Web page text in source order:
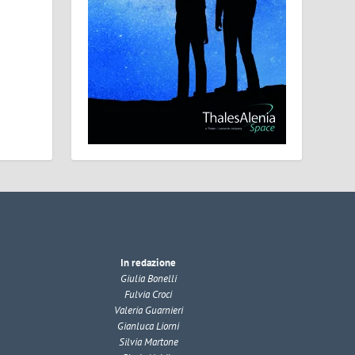
In redazione
Giulia Bonelli
Fulvia Croci
Valeria Guarnieri
Gianluca Liorni
Silvia Martone